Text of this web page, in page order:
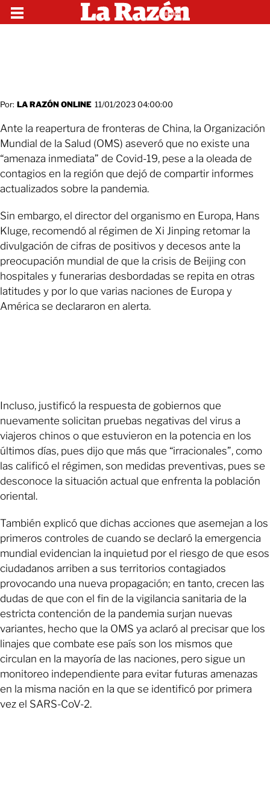
Por: LA RAZÓN ONLINE 11/01/2023 04:00:00
Ante la reapertura de fronteras de China, la Organización
Mundial de la Salud (OMS) aseveró que no existe una
“amenaza inmediata” de Covid-19, pese a la oleada de
contagios en la región que dejó de compartir informes
actualizados sobre la pandemia.
Sin embargo, el director del organismo en Europa, Hans
Kluge, recomendó al régimen de Xi Jinping retomar la
divulgación de cifras de positivos y decesos ante la
preocupación mundial de que la crisis de Beijing con
hospitales y funerarias desbordadas se repita en otras
latitudes y por lo que varias naciones de Europa y
América se declararon en alerta.
Incluso, justificó la respuesta de gobiernos que
nuevamente solicitan pruebas negativas del virus a
viajeros chinos o que estuvieron en la potencia en los
últimos días, pues dijo que más que “irracionales”, como
las calificó el régimen, son medidas preventivas, pues se
desconoce la situación actual que enfrenta la población
oriental.
También explicó que dichas acciones que asemejan a los
primeros controles de cuando se declaró la emergencia
mundial evidencian la inquietud por el riesgo de que esos
ciudadanos arriben a sus territorios contagiados
provocando una nueva propagación; en tanto, crecen las
dudas de que con el fin de la vigilancia sanitaria de la
estricta contención de la pandemia surjan nuevas
variantes, hecho que la OMS ya aclaró al precisar que los
linajes que combate ese país son los mismos que
circulan en la mayoría de las naciones, pero sigue un
monitoreo independiente para evitar futuras amenazas
en la misma nación en la que se identificó por primera
vez el SARS-CoV-2.